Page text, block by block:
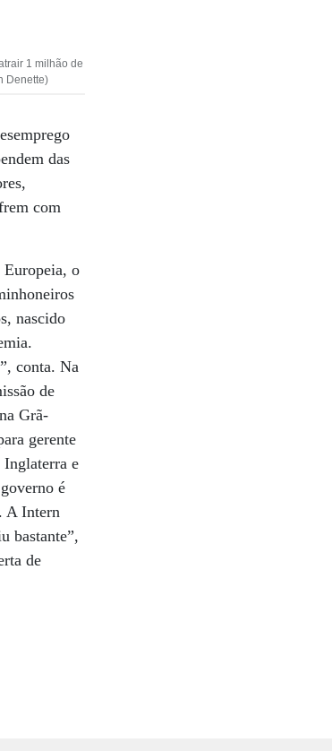
1 milhão de
Denette)
das
com
o
nascido
conta. Na
de
Grã-
gerente
Inglaterra e
é
A Intern
bastante”,
de